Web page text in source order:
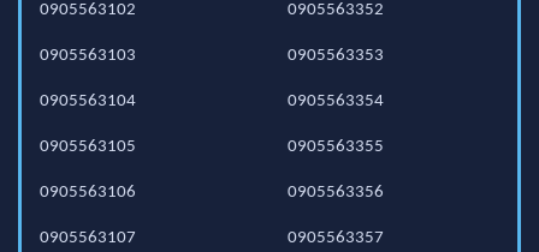
0905563102
0905563103
0905563104
0905563105
0905563106
0905563107
0905563352
0905563353
0905563354
0905563355
0905563356
0905563357